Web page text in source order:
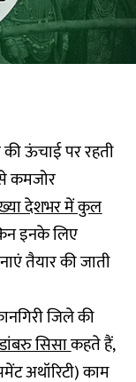
ऊंचाई पर रहती
कमजोर
देशभर में कुल
इनके लिए
तैयार की जाती
जिले की
डांबरु सिसाकहते हैं,
अथॉरिटी) काम